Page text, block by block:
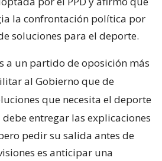
la confrontación política por
soluciones para el deporte.
a un partido de oposición más
al Gobierno que de
que necesita el deporte
entregar las explicaciones
pedir su salida antes de
es anticipar una